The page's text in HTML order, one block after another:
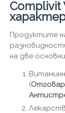
Complivit
Продуктите
на две
(